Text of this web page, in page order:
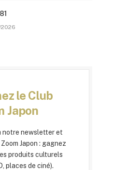
le Club
Japon
notre newsletter et
Japon : gagnez
produits culturels
places de ciné).